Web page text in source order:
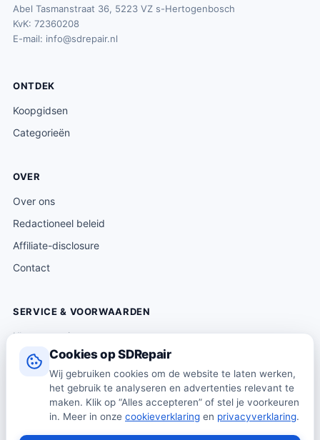
Cookies op SDRepair
Wij gebruiken cookies om de website te laten werken,
het gebruik te analyseren en advertenties relevant te
maken. Klik op “Alles accepteren” of stel je voorkeuren
in. Meer in onze cookieverklaring en privacyverklaring.
Abel Tasmanstraat 36, 5223 VZ s-Hertogenbosch
KvK: 72360208
E-mail: info@sdrepair.nl
ONTDEK
Koopgidsen
Categorieën
OVER
Over ons
Redactioneel beleid
Affiliate-disclosure
Contact
SERVICE & VOORWAARDEN
Klantenservice
Verzending & levering
Retourneren
Algemene voorwaarden